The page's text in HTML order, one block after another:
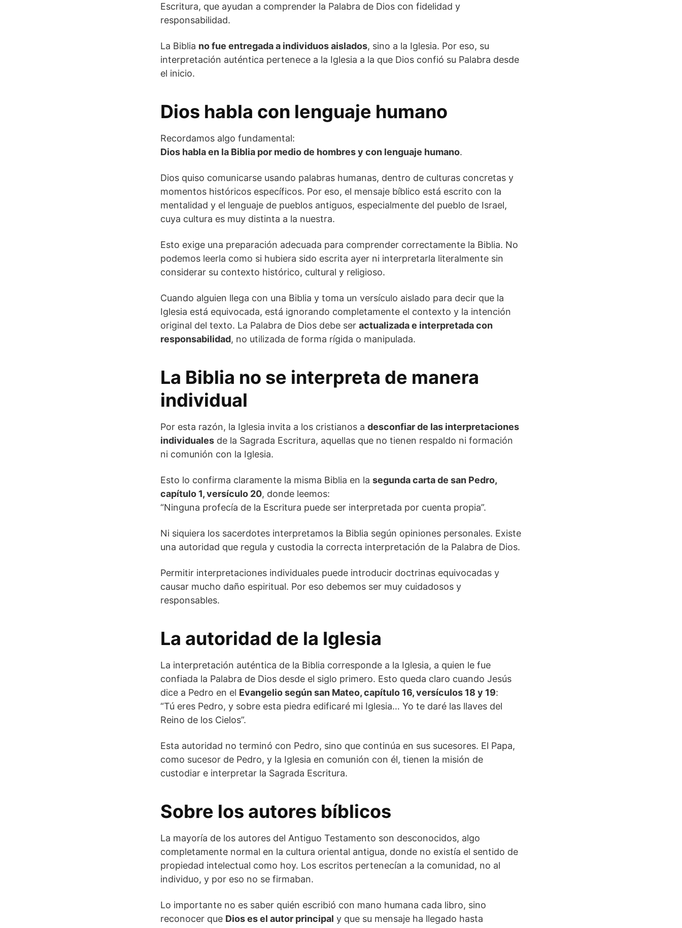
Escritura, que ayudan a comprender la Palabra de Dios con fidelidad y
responsabilidad.
La Biblia no fue entregada a individuos aislados, sino a la Iglesia. Por eso, su
interpretación auténtica pertenece a la Iglesia a la que Dios confió su Palabra desde
el inicio.
Dios habla con lenguaje humano
Recordamos algo fundamental:
Dios habla en la Biblia por medio de hombres y con lenguaje humano.
Dios quiso comunicarse usando palabras humanas, dentro de culturas concretas y
momentos históricos específicos. Por eso, el mensaje bíblico está escrito con la
mentalidad y el lenguaje de pueblos antiguos, especialmente del pueblo de Israel,
cuya cultura es muy distinta a la nuestra.
Esto exige una preparación adecuada para comprender correctamente la Biblia. No
podemos leerla como si hubiera sido escrita ayer ni interpretarla literalmente sin
considerar su contexto histórico, cultural y religioso.
Cuando alguien llega con una Biblia y toma un versículo aislado para decir que la
Iglesia está equivocada, está ignorando completamente el contexto y la intención
original del texto. La Palabra de Dios debe ser actualizada e interpretada con
responsabilidad, no utilizada de forma rígida o manipulada.
La Biblia no se interpreta de manera
individual
Por esta razón, la Iglesia invita a los cristianos a desconfiar de las interpretaciones
individuales de la Sagrada Escritura, aquellas que no tienen respaldo ni formación
ni comunión con la Iglesia.
Esto lo confirma claramente la misma Biblia en la segunda carta de san Pedro,
capítulo 1, versículo 20, donde leemos:
“Ninguna profecía de la Escritura puede ser interpretada por cuenta propia”.
Ni siquiera los sacerdotes interpretamos la Biblia según opiniones personales. Existe
una autoridad que regula y custodia la correcta interpretación de la Palabra de Dios.
Permitir interpretaciones individuales puede introducir doctrinas equivocadas y
causar mucho daño espiritual. Por eso debemos ser muy cuidadosos y
responsables.
La autoridad de la Iglesia
La interpretación auténtica de la Biblia corresponde a la Iglesia, a quien le fue
confiada la Palabra de Dios desde el siglo primero. Esto queda claro cuando Jesús
dice a Pedro en el Evangelio según san Mateo, capítulo 16, versículos 18 y 19:
“Tú eres Pedro, y sobre esta piedra edificaré mi Iglesia… Yo te daré las llaves del
Reino de los Cielos”.
Esta autoridad no terminó con Pedro, sino que continúa en sus sucesores. El Papa,
como sucesor de Pedro, y la Iglesia en comunión con él, tienen la misión de
custodiar e interpretar la Sagrada Escritura.
Sobre los autores bíblicos
La mayoría de los autores del Antiguo Testamento son desconocidos, algo
completamente normal en la cultura oriental antigua, donde no existía el sentido de
propiedad intelectual como hoy. Los escritos pertenecían a la comunidad, no al
individuo, y por eso no se firmaban.
Lo importante no es saber quién escribió con mano humana cada libro, sino
reconocer que Dios es el autor principal y que su mensaje ha llegado hasta